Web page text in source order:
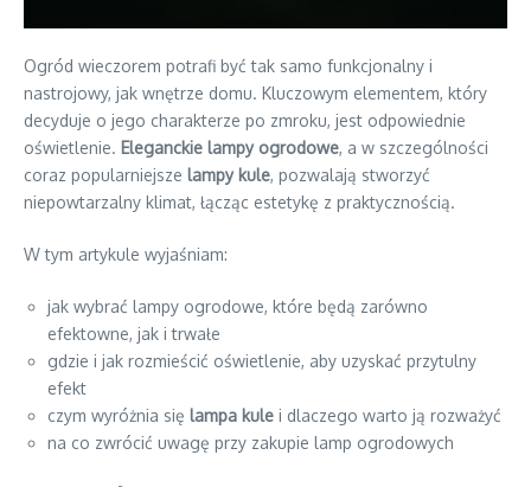
Ogród wieczorem potrafi być tak samo funkcjonalny i
nastrojowy, jak wnętrze domu. Kluczowym elementem, który
decyduje o jego charakterze po zmroku, jest odpowiednie
oświetlenie. Eleganckie lampy ogrodowe, a w szczególności
coraz popularniejsze lampy kule, pozwalają stworzyć
niepowtarzalny klimat, łącząc estetykę z praktycznością.
W tym artykule wyjaśniam:
jak wybrać lampy ogrodowe, które będą zarówno
efektowne, jak i trwałe
gdzie i jak rozmieścić oświetlenie, aby uzyskać przytulny
efekt
czym wyróżnia się lampa kule i dlaczego warto ją rozważyć
na co zwrócić uwagę przy zakupie lamp ogrodowych